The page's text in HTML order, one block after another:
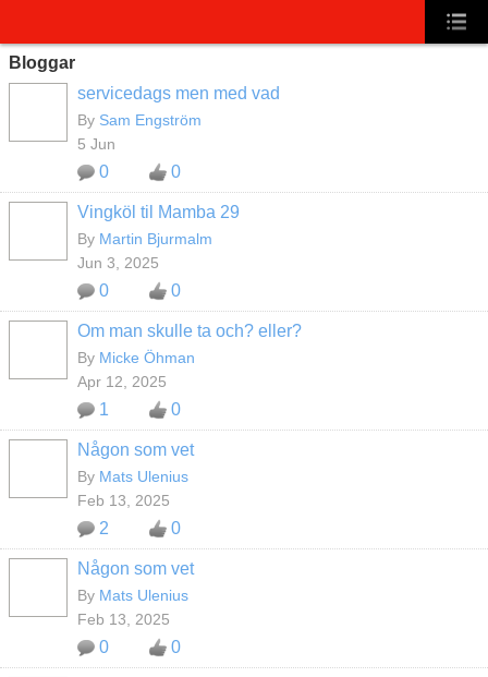
Bloggar
servicedags men med vad
By Sam Engström
5 Jun
0 0
Vingköl til Mamba 29
By Martin Bjurmalm
Jun 3, 2025
0 0
Om man skulle ta och? eller?
By Micke Öhman
Apr 12, 2025
1 0
Någon som vet
By Mats Ulenius
Feb 13, 2025
2 0
Någon som vet
By Mats Ulenius
Feb 13, 2025
0 0